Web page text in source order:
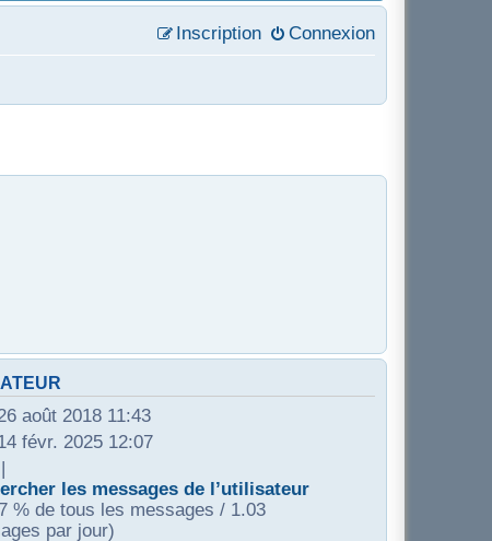
Connexion
Inscription
août 2018 11:43
févr. 2025 12:07
les messages de l’utilisateur
% de tous les messages / 1.03
par jour)